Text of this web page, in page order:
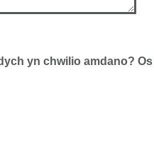
yn chwilio amdano? Os